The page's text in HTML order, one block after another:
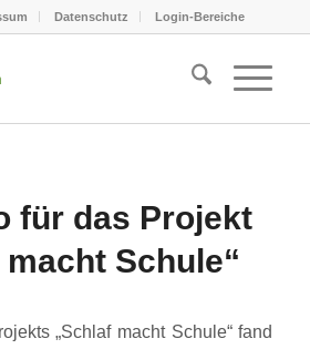
Datenschutz Login-Bereiche
für das Projekt
macht Schule“
„Schlaf macht Schule“ fand